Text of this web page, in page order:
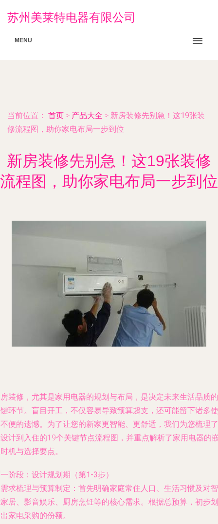
苏州美莱特电器有限公司
MENU
当前位置： 首页 > 产品大全 > 新房装修先别急！这19张装
修流程图，助你家电布局一步到位
新房装修先别急！这19张装修
流程图，助你家电布局一步到位
装修，尤其是家用电器的规划与布局，是决定未来生活品质的
环节。盲目开工，不仅容易导致预算超支，还可能留下诸多使
便的遗憾。为了让您的新家更智能、更舒适，我们为您梳理了
计到入住的19个关键节点流程图，并重点解析了家用电器的
机与选择要点。
阶段：设计规划期（第1-3步）
需求梳理与预算制定 ：首先明确家庭常住人口、生活习惯及对智
居、影音娱乐、厨房烹饪等的核心需求。根据总预算，初步划
家电采购的份额。